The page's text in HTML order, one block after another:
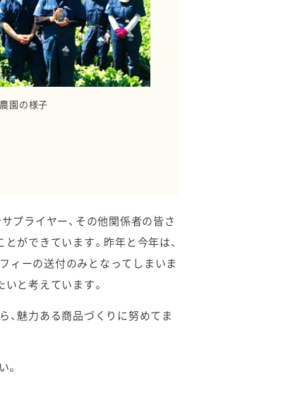
園の様子
プライヤー、その他関係者の皆さ
ができています。昨年と今年は、
ィーの送付のみとなってしまいま
と考えています。
、魅力ある商品づくりに努めてま
。